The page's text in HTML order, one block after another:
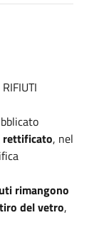
rettificato, nel
rimangono
del vetro,